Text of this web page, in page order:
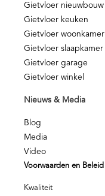
Gietvloer nieuwbouw
Gietvloer keuken
Gietvloer woonkamer
Gietvloer slaapkamer
Gietvloer garage
Gietvloer winkel
Nieuws & Media
Blog
Media
Video
Voorwaarden en Beleid
Kwaliteit